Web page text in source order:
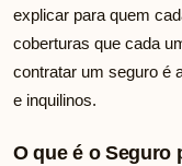
explicar para quem
coberturas que cada
contratar um seguro é
e inquilinos.
O que é o Seguro